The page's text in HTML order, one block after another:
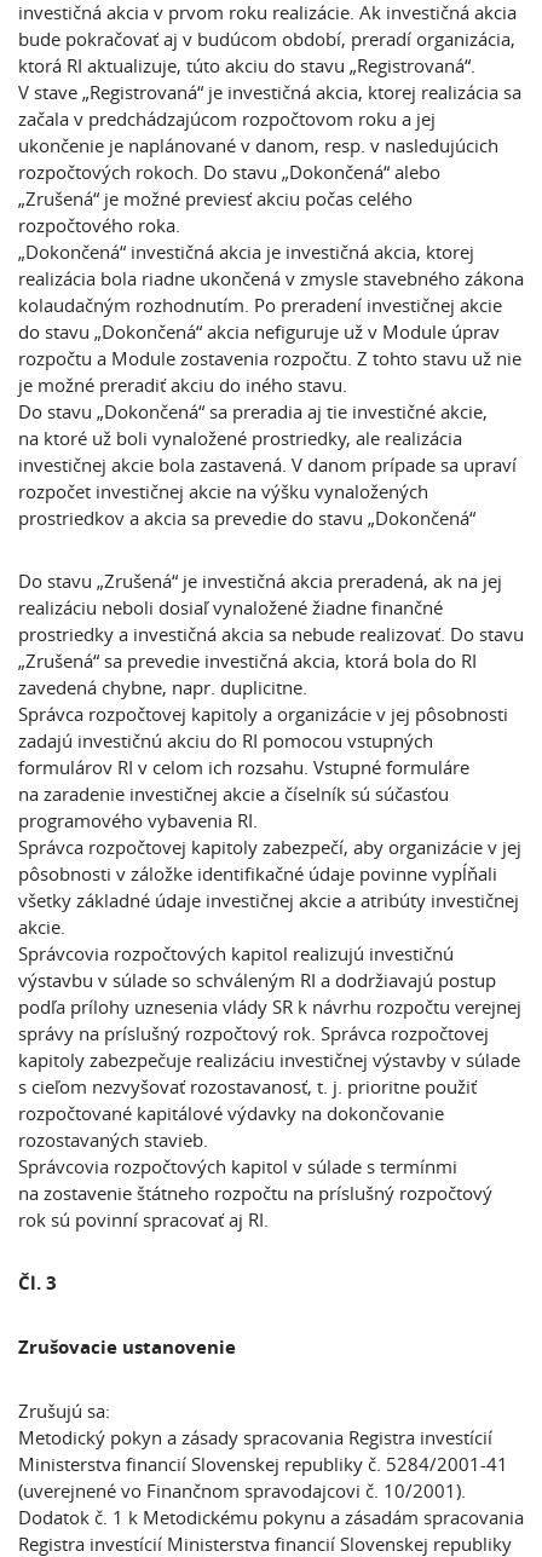
investičná akcia v prvom roku realizácie. Ak investičná akcia
bude pokračovať aj v budúcom období, preradí organizácia,
ktorá RI aktualizuje, túto akciu do stavu „Registrovaná“.
V stave „Registrovaná“ je investičná akcia, ktorej realizácia sa
začala v predchádzajúcom rozpočtovom roku a jej
ukončenie je naplánované v danom, resp. v nasledujúcich
rozpočtových rokoch. Do stavu „Dokončená“ alebo
„Zrušená“ je možné previesť akciu počas celého
rozpočtového roka.
„Dokončená“ investičná akcia je investičná akcia, ktorej
realizácia bola riadne ukončená v zmysle stavebného zákona
kolaudačným rozhodnutím. Po preradení investičnej akcie
do stavu „Dokončená“ akcia nefiguruje už v Module úprav
rozpočtu a Module zostavenia rozpočtu. Z tohto stavu už nie
je možné preradiť akciu do iného stavu.
Do stavu „Dokončená“ sa preradia aj tie investičné akcie,
na ktoré už boli vynaložené prostriedky, ale realizácia
investičnej akcie bola zastavená. V danom prípade sa upraví
rozpočet investičnej akcie na výšku vynaložených
prostriedkov a akcia sa prevedie do stavu „Dokončená“
Do stavu „Zrušená“ je investičná akcia preradená, ak na jej
realizáciu neboli dosiaľ vynaložené žiadne finančné
prostriedky a investičná akcia sa nebude realizovať. Do stavu
„Zrušená“ sa prevedie investičná akcia, ktorá bola do RI
zavedená chybne, napr. duplicitne.
Správca rozpočtovej kapitoly a organizácie v jej pôsobnosti
zadajú investičnú akciu do RI pomocou vstupných
formulárov RI v celom ich rozsahu. Vstupné formuláre
na zaradenie investičnej akcie a číselník sú súčasťou
programového vybavenia RI.
Správca rozpočtovej kapitoly zabezpečí, aby organizácie v jej
pôsobnosti v záložke identifikačné údaje povinne vypĺňali
všetky základné údaje investičnej akcie a atribúty investičnej
akcie.
Správcovia rozpočtových kapitol realizujú investičnú
výstavbu v súlade so schváleným RI a dodržiavajú postup
podľa prílohy uznesenia vlády SR k návrhu rozpočtu verejnej
správy na príslušný rozpočtový rok. Správca rozpočtovej
kapitoly zabezpečuje realizáciu investičnej výstavby v súlade
s cieľom nezvyšovať rozostavanosť, t. j. prioritne použiť
rozpočtované kapitálové výdavky na dokončovanie
rozostavaných stavieb.
Správcovia rozpočtových kapitol v súlade s termínmi
na zostavenie štátneho rozpočtu na príslušný rozpočtový
rok sú povinní spracovať aj RI.
Čl. 3
Zrušovacie ustanovenie
Zrušujú sa:
Metodický pokyn a zásady spracovania Registra investícií
Ministerstva financií Slovenskej republiky č. 5284/2001-41
(uverejnené vo Finančnom spravodajcovi č. 10/2001).
Dodatok č. 1 k Metodickému pokynu a zásadám spracovania
Registra investícií Ministerstva financií Slovenskej republiky